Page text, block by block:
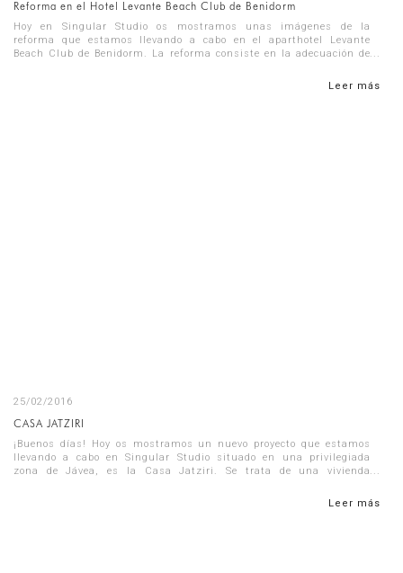
Reforma en el Hotel Levante Beach Club de Benidorm
Hoy en Singular Studio os mostramos unas imágenes de la
reforma que estamos llevando a cabo en el aparthotel Levante
Beach Club de Benidorm. La reforma consiste en la adecuación de
Leer más
25/02/2016
CASA JATZIRI
¡Buenos días! Hoy os mostramos un nuevo proyecto que estamos
llevando a cabo en Singular Studio situado en una privilegiada
zona de Jávea, es la Casa Jatziri. Se trata de una vivienda
Leer más